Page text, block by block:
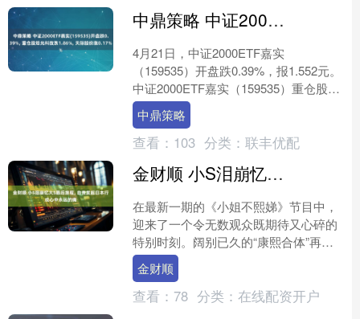
中鼎策略 中证2000ETF嘉实(159535)开盘跌0.39%, 重仓股炬光科技跌1.86%, 天际股份涨0.17%
4月21日，中证2000ETF嘉实
（159535）开盘跌0.39%，报1.552元。
中证2000ETF嘉实（159535）重仓股方
面，炬光科技开盘跌1.86%，....
中鼎策略
查看： 103 分类： 联丰优配
金财顺 小S泪崩忆大S最后旅程, 自责发起日本行成心中永远的痛
在最新一期的《小姐不熙娣》节目中，
迎来了一个令无数观众既期待又心碎的
特别时刻。阔别已久的“康熙合体”再次
上演，蔡康永作为特别主持人坐镇，陪
伴着挚友小S度过这段艰....
金财顺
查看： 78 分类： 在线配资开户